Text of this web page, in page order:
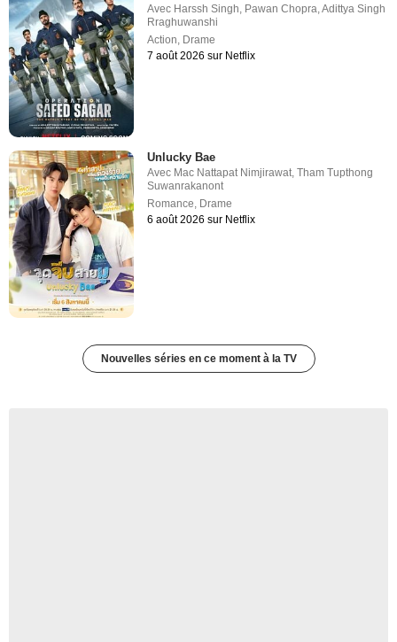
Avec Harssh Singh, Pawan Chopra,Adittya Singh
Rraghuwanshi
Action, Drame
7 août 2026 sur Netflix
Unlucky Bae
Avec Mac Nattapat Nimjirawat,Tham Tupthong
Suwanrakanont
Romance, Drame
6 août 2026 sur Netflix
Nouvelles séries en ce moment à la TV